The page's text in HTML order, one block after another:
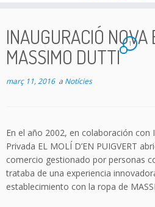
to
content
INAUGURACIÓ NOVA
MASSIMO DUTTI
1
març 11, 2016a Notícies
En el año 2002, en colaboración con
Privada EL MOLÍ D’EN PUIGVERT
comercio gestionado por personas
trataba de una experiencia
establecimiento con la ropa de